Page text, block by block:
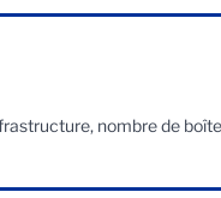
nombre de